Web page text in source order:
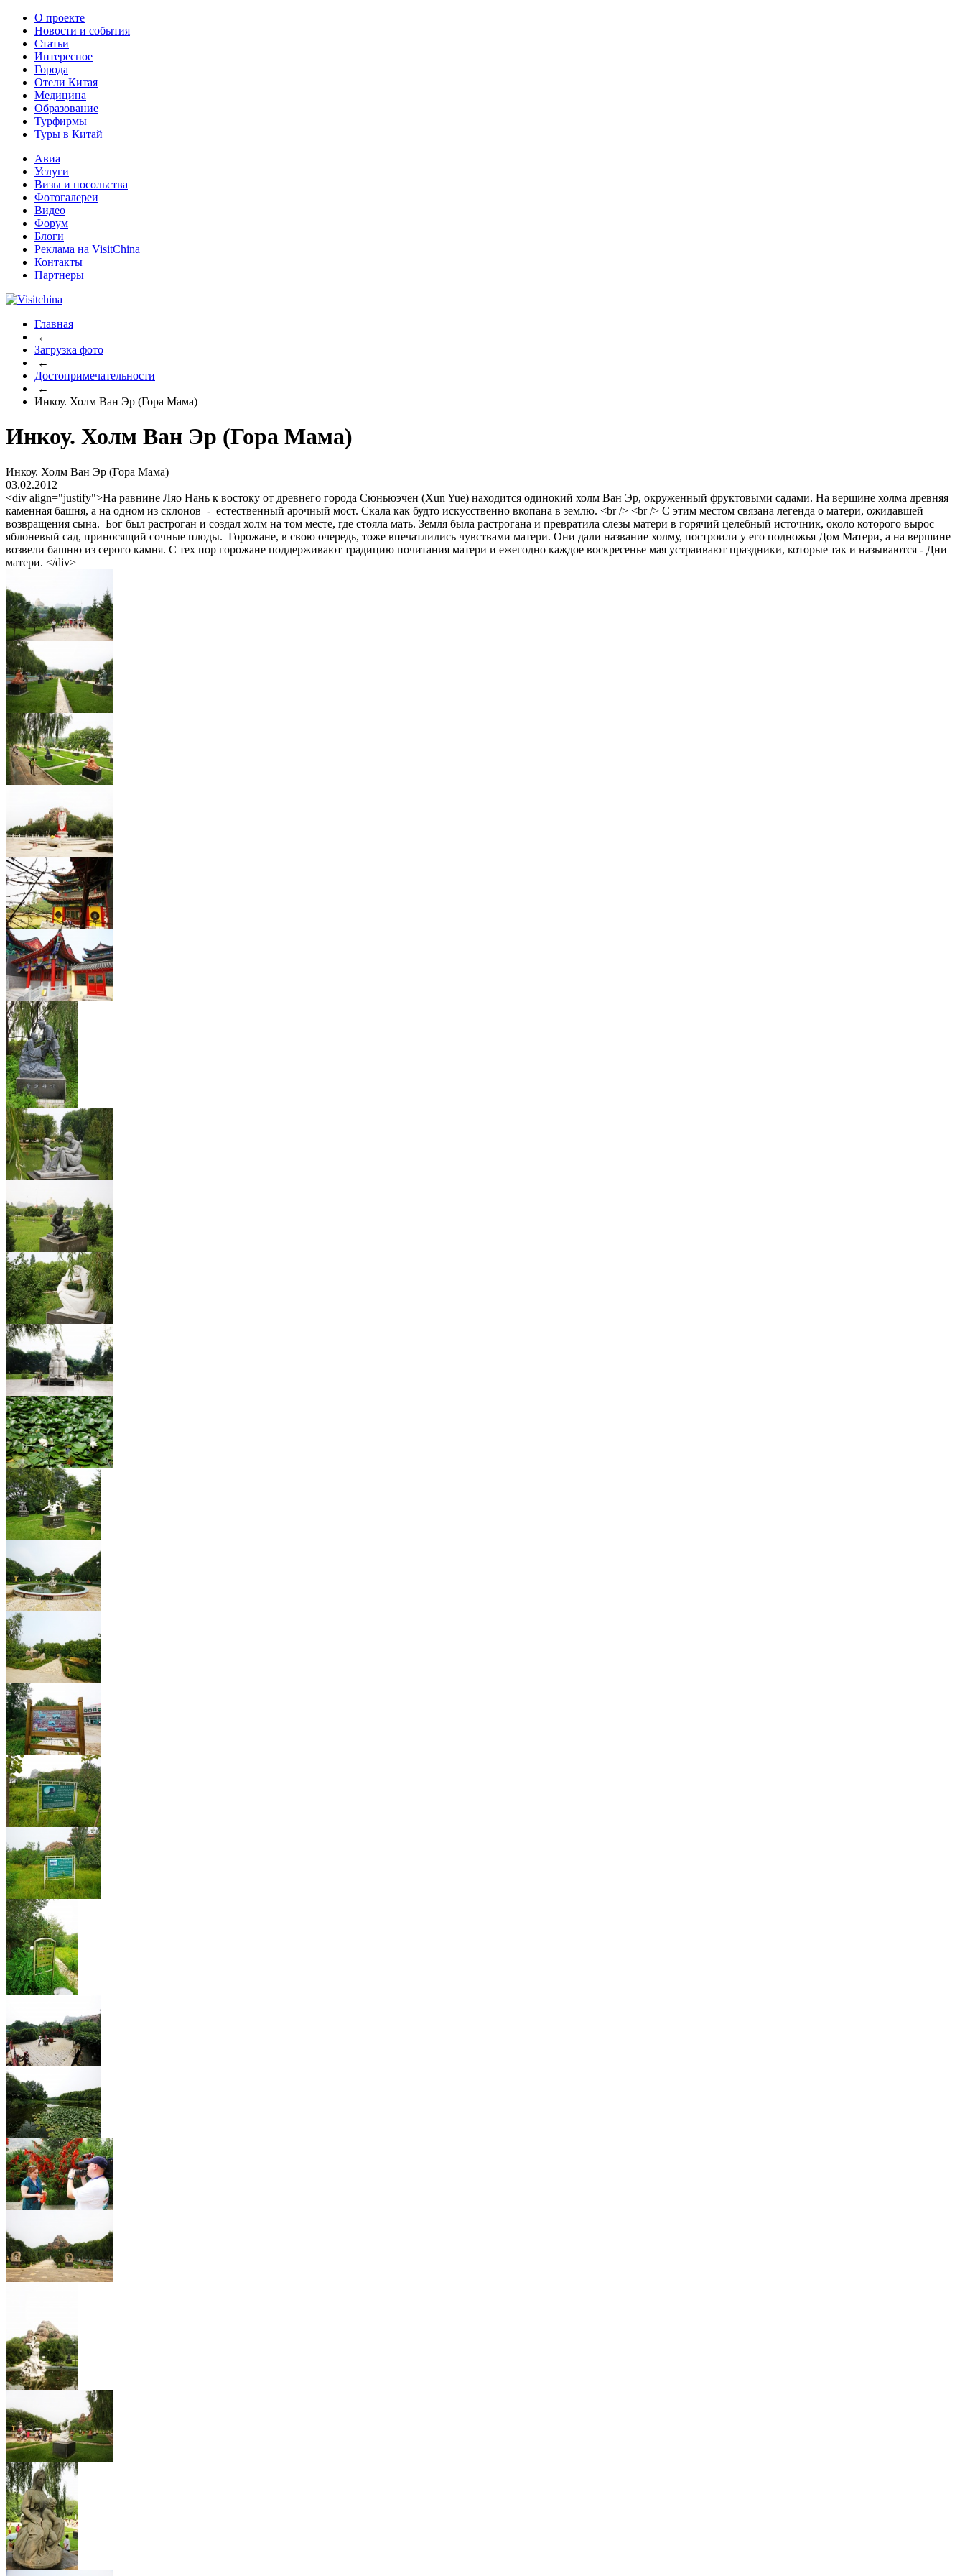
О проекте
Новости и события
Статьи
Интересное
Города
Отели Китая
Медицина
Образование
Турфирмы
Туры в Китай
Авиа
Услуги
Визы и посольства
Фотогалереи
Видео
Форум
Блоги
Реклама на VisitChina
Контакты
Партнеры
Главная
←
Загрузка фото
←
Достопримечательности
←
Инкоу. Холм Ван Эр (Гора Мама)
Инкоу. Холм Ван Эр (Гора Мама)
Инкоу. Холм Ван Эр (Гора Мама)
03.02.2012
<div align="justify">На равнине Ляо Нань к востоку от древнего города Сюньюэчен (Xun Yue) находится одинокий холм Ван Эр, окруженный фруктовыми садами. На вершине холма древняя
каменная башня, а на одном из склонов - естественный арочный мост. Скала как будто искусственно вкопана в землю. <br /> <br /> С этим местом связана легенда о матери, ожидавшей
возвращения сына. Бог был растроган и создал холм на том месте, где стояла мать. Земля была растрогана и превратила слезы матери в горячий целебный источник, около которого вырос
яблоневый сад, приносящий сочные плоды. Горожане, в свою очередь, тоже впечатлились чувствами матери. Они дали название холму, построили у его подножья Дом Матери, а на вершине
возвели башню из серого камня. С тех пор горожане поддерживают традицию почитания матери и ежегодно каждое воскресенье мая устраивают праздники, которые так и называются - Дни
матери. </div>